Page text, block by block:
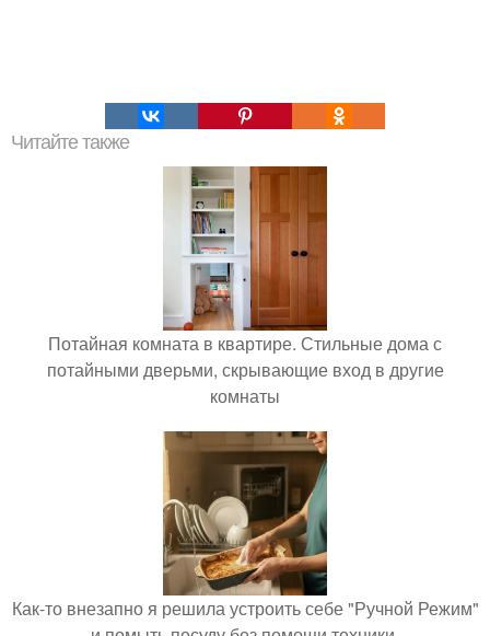
Читайте также
Потайная комната в квартире. Стильные дома с
потайными дверьми, скрывающие вход в другие
комнаты
Как-то внезапно я решила устроить себе "Ручной Режим"